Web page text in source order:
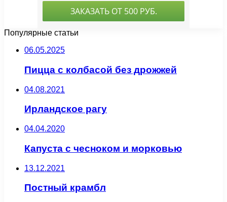
Популярные статьи
06.05.2025
Пицца с колбасой без дрожжей
04.08.2021
Ирландское рагу
04.04.2020
Капуста с чесноком и морковью
13.12.2021
Постный крамбл